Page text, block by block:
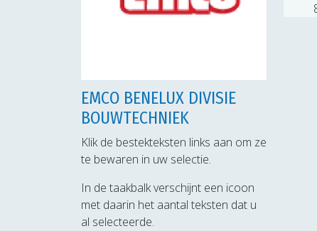
EMCO BENELUX DIVISIE
BOUWTECHNIEK
Klik de bestekteksten links aan om ze
te bewaren in uw selectie.
In de taakbalk verschijnt een icoon
met daarin het aantal teksten dat u
al selecteerde.